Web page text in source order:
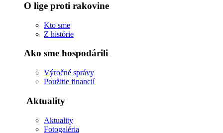
O lige proti rakovine
Kto sme
Z histórie
Ako sme hospodárili
Výročné správy
Použitie financií
Aktuality
Aktuality
Fotogaléria